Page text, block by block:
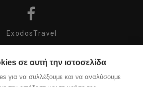
ExodosTravel
σε αυτή την ιστοσελίδα
για να συλλέξουμε και να αναλύσουμε